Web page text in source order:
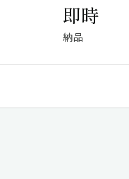
即時
納品